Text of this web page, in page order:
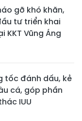
gỡ khó khăn,
tư triển khai
KKT Vũng Áng
tốc đánh dấu, kẻ
cá, góp phần
IUU